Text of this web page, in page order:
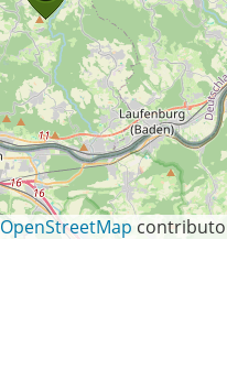
OpenStreetMap